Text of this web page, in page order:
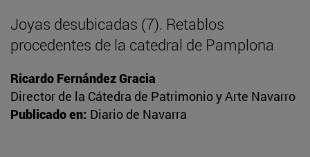
Joyas desubicadas (7). Retablos
procedentes de la catedral de Pamplona
Ricardo Fernández Gracia
Director de la Cátedra de Patrimonio y Arte Navarro
Publicado en: Diario de Navarra